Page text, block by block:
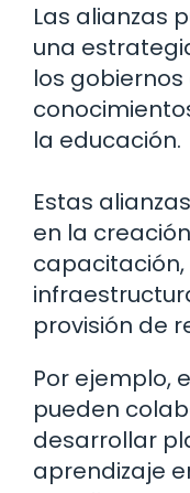
Las alianzas
una
los
la educación.
Estas
en la
provisión de
Por ejemplo,
pueden
desarrollar
aprendizaje